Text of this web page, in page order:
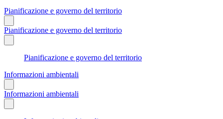
Pianificazione e governo del territorio
Pianificazione e governo del territorio
Pianificazione e governo del territorio
Informazioni ambientali
Informazioni ambientali